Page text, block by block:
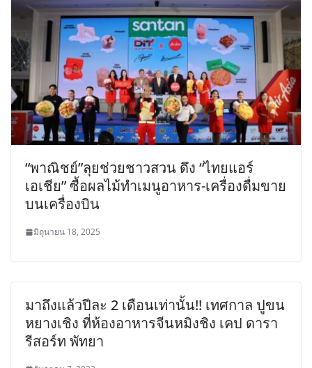
“พาณิชย์”ลุยช่วยชาวสวน ดึง “ไทยแอร์
เอเชีย” ซื้อผลไม้ทำเมนูอาหาร-เครื่องดื่มขาย
บนเครื่องบิน
มิถุนายน 18, 2025
มาถึงแล้วปีละ 2 เดือนเท่านั้น!! เทศกาล ปูขน
หยางเชิง ที่ห้องอาหารจีนหมิงชิง เคป ดารา
รีสอร์ท พัทยา